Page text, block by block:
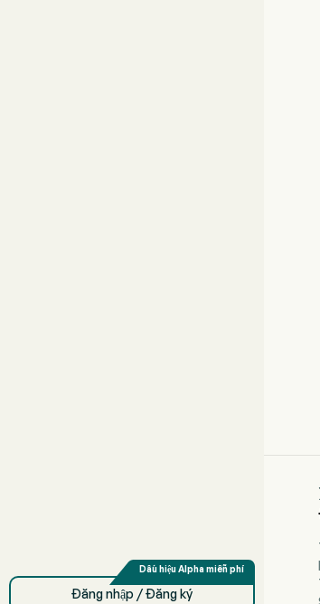
Đăng nhập / Đăng ký